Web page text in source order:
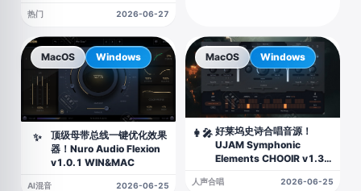
热门 2026-06-27
✨
顶级母带总线一键优化效果
器！Nuro Audio Flexion
v1.0.1 WIN&MAC
AI混音 2026-06-25
MacOS Windows
👩‍🎤 好莱坞史诗合唱音源！
UJAM Symphonic
Elements CHOOIR v1.3.0
人声合唱 2026-06-25
MacOS Windows